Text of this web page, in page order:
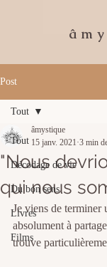
Post
Tout
Décodage de vie
Du bon sens
Livres
Films
Tout
"Nous
qui nous
âmystique
15 janv. 2021 3 min
Je viens de terminer
absolument à
trouve